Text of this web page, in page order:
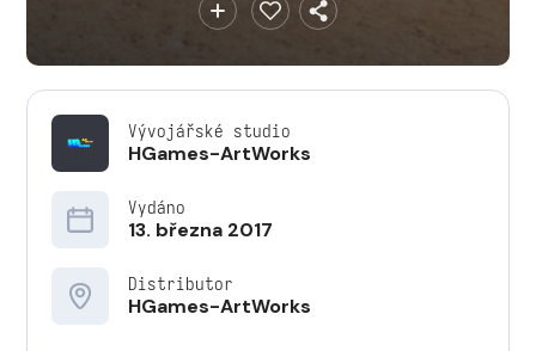
Vývojářské studio
HGames-ArtWorks
Vydáno
13. března 2017
Distributor
HGames-ArtWorks